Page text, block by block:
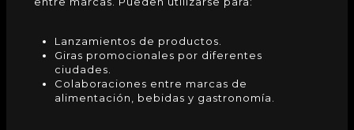
Lanzamientos de productos.
Giras promocionales por diferentes
ciudades.
Colaboraciones entre marcas de
alimentación, bebidas y gastronomía.